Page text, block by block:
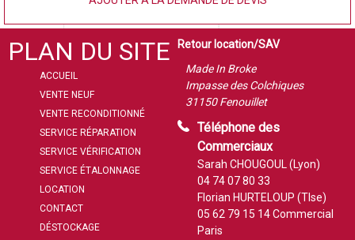
PLAN DU SITE
ACCUEIL
VENTE NEUF
VENTE RECONDITIONNÉ
SERVICE RÉPARATION
SERVICE VÉRIFICATION
SERVICE ÉTALONNAGE
LOCATION
CONTACT
DÉSTOCKAGE
Retour location/SAV
Made In Broke
Impasse des Colchiques
31150 Fenouillet
Téléphone des
Commerciaux
Sarah CHOUGOUL (Lyon)
04 74 07 80 33
Florian HURTELOUP (Tlse)
05 62 79 15 14Commercial
Paris